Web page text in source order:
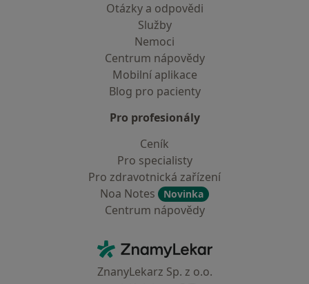
Otázky a odpovědi
Služby
Nemoci
Centrum nápovědy
Mobilní aplikace
Blog pro pacienty
Pro profesionály
Ceník
Pro specialisty
Pro zdravotnická zařízení
Noa Notes
Novinka
Centrum nápovědy
ZnamyLekar - Hlavní stránka
ZnanyLekarz Sp. z o.o.